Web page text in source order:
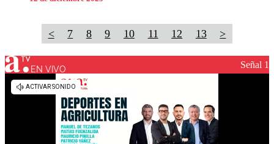
< 7 8 9 10 11 12 13 >
EN VIVO Señal 1